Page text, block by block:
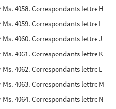
Ms. 4058. Correspondants lettre H
Ms. 4059. Correspondants lettre I
Ms. 4060. Correspondants lettre J
Ms. 4061. Correspondants lettre K
Ms. 4062. Correspondants lettre L
Ms. 4063. Correspondants lettre M
Ms. 4064. Correspondants lettre N